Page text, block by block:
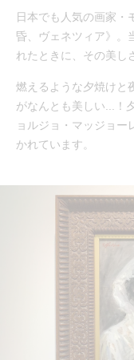
日本でも人気の画家・
昏、ヴェネツィア》。
れたときに、その美し
燃えるような夕焼けと
がなんとも美しい...！
ョルジョ・マッジョー
かれています。